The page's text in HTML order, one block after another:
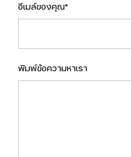
อีเมล์ของคุณ*
พิมพ์ข้อความหาเรา